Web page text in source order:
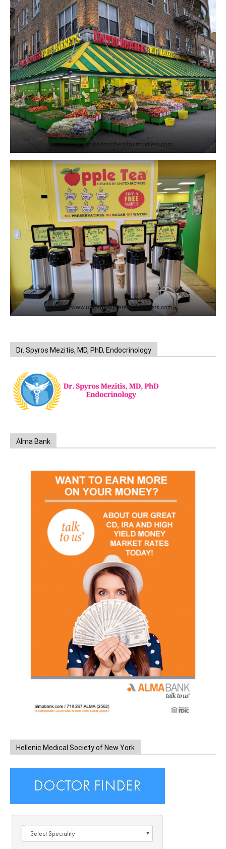
https://www.unitedbrothersfruitmarkets.com/
https://www.unitedbrothersfruitmarkets.com/
Dr. Spyros Mezitis, MD, PhD, Endocrinology
Alma Bank
Hellenic Medical Society of New York